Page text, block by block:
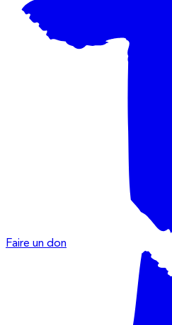
Faire un don